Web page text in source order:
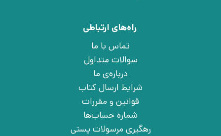
راه‌های ارتباطی
تماس با ما
سوالات متداول
درباره‌ی ما
شرایط ارسال کتاب
قوانین و مقررات
شماره حساب‌ها
رهگیری مرسولات پستی